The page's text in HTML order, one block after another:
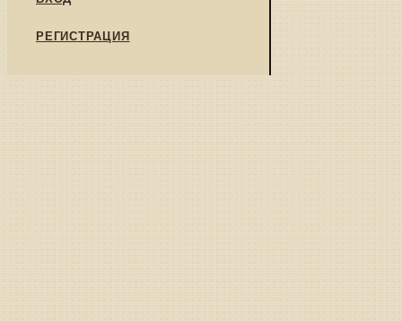
РЕГИСТРАЦИЯ